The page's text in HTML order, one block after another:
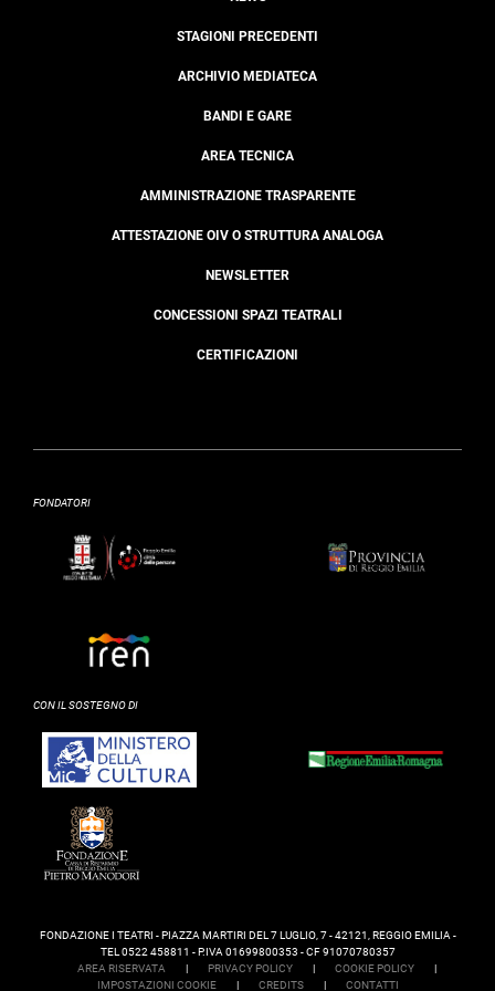
STAGIONI PRECEDENTI
ARCHIVIO MEDIATECA
BANDI E GARE
AREA TECNICA
AMMINISTRAZIONE TRASPARENTE
ATTESTAZIONE OIV O STRUTTURA ANALOGA
NEWSLETTER
CONCESSIONI SPAZI TEATRALI
CERTIFICAZIONI
FONDATORI
CON IL SOSTEGNO DI
FONDAZIONE I TEATRI - PIAZZA MARTIRI DEL 7 LUGLIO, 7 - 42121, REGGIO EMILIA -
TEL 0522 458811 - P.IVA 01699800353 - CF 91070780357
AREA RISERVATA
| PRIVACY POLICY | COOKIE POLICY
|
IMPOSTAZIONI COOKIE
| CREDITS | CONTATTI